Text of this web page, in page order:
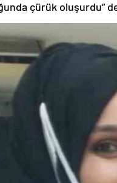
çürük oluşurdu”